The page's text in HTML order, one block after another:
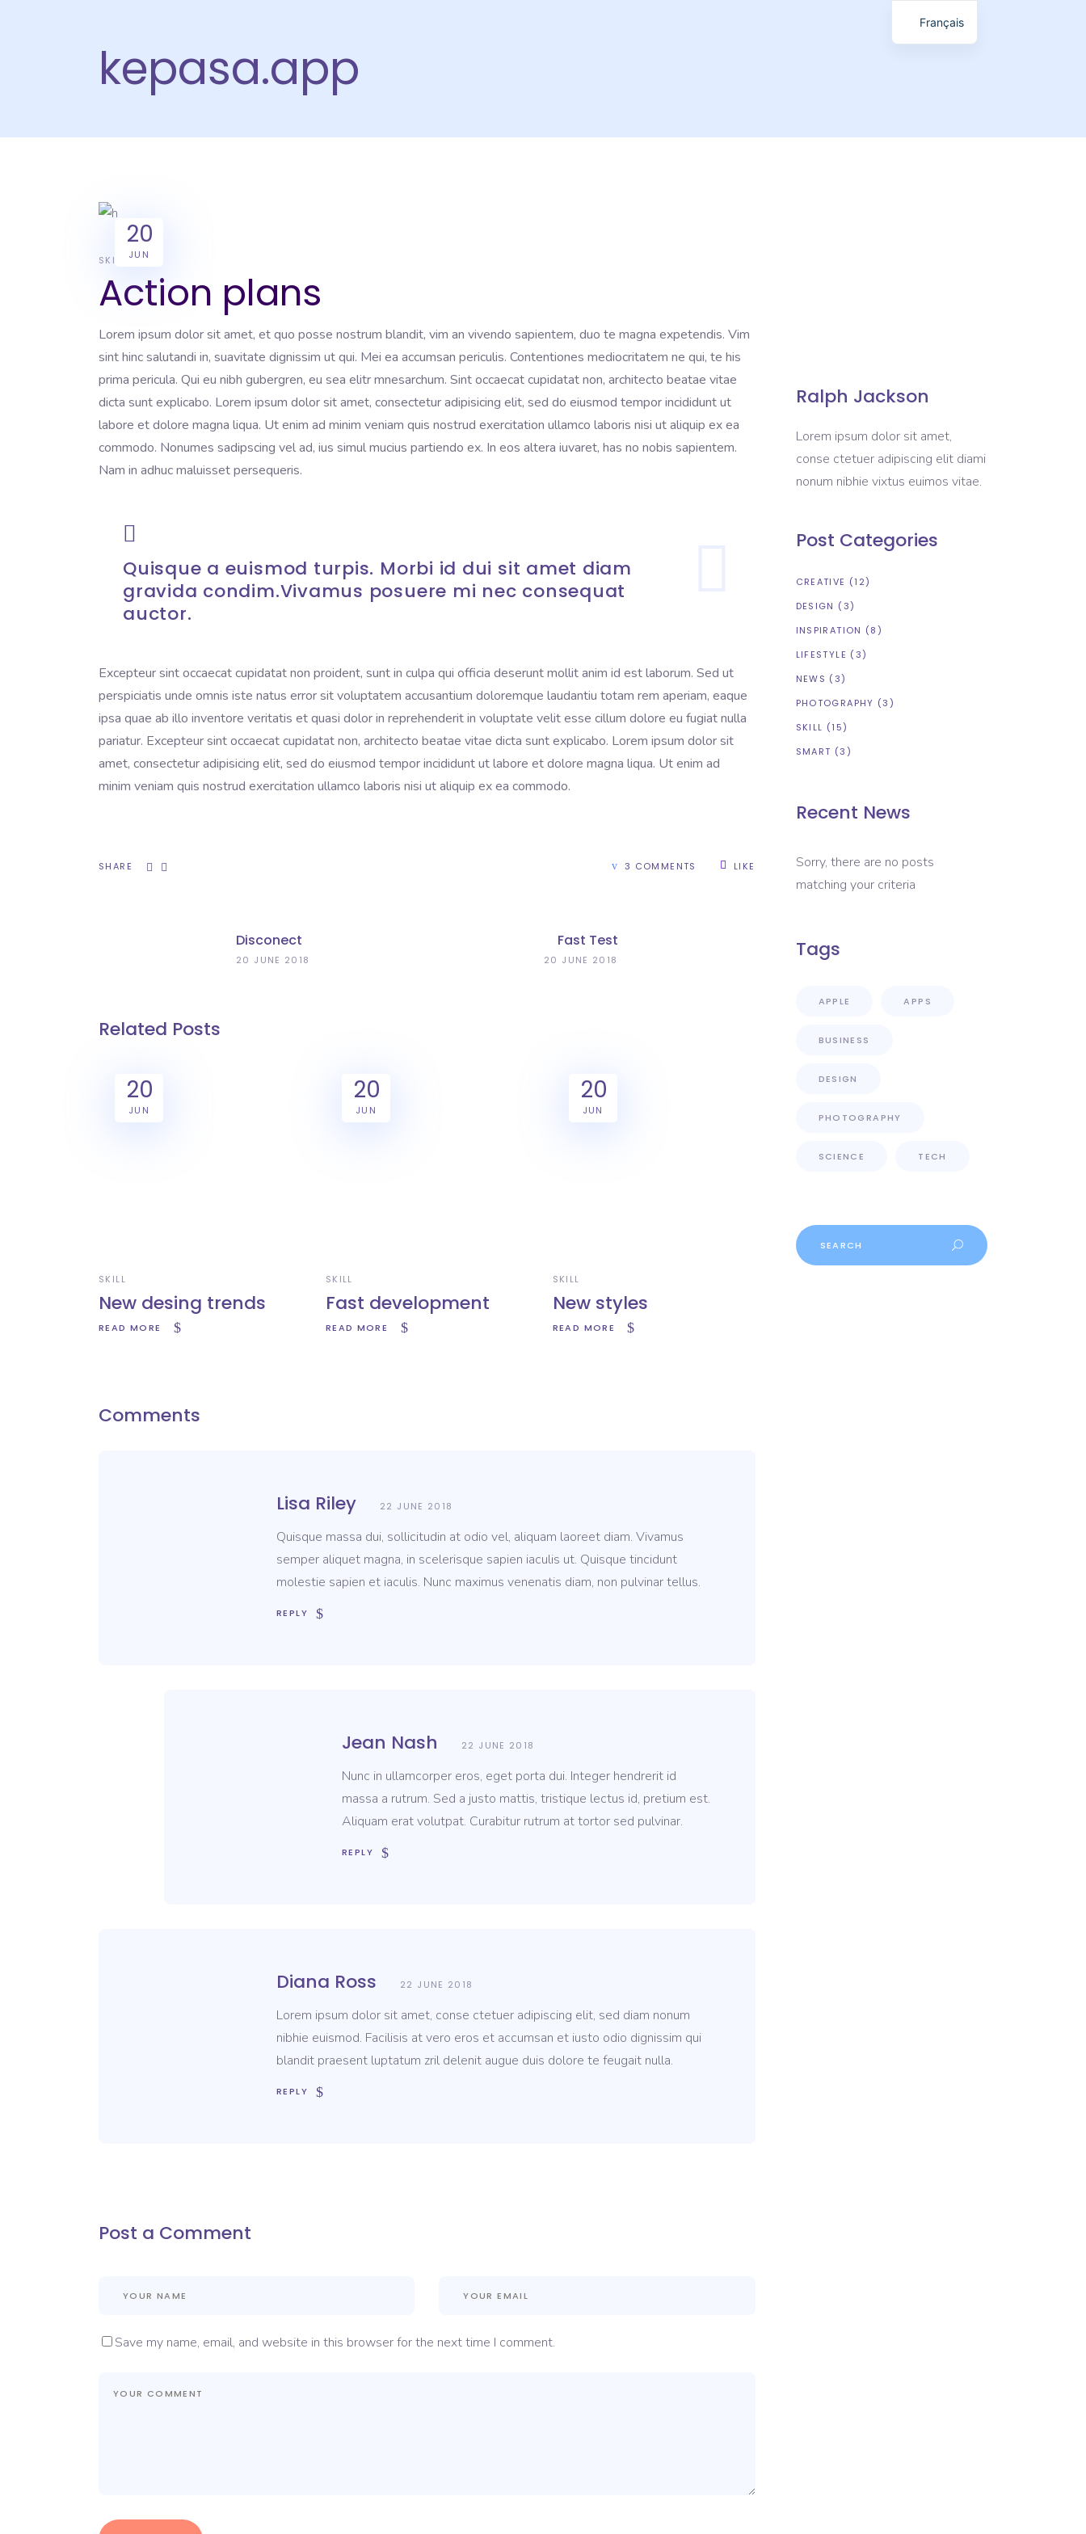
kepasa.app
20
JUN
SKILL
Action plans
Lorem ipsum dolor sit amet, et quo posse nostrum blandit, vim an vivendo sapientem, duo te magna expetendis. Vim
sint hinc salutandi in, suavitate dignissim ut qui. Mei ea accumsan periculis. Contentiones mediocritatem ne qui, te his
prima pericula. Qui eu nibh gubergren, eu sea elitr mnesarchum. Sint occaecat cupidatat non, architecto beatae vitae
dicta sunt explicabo. Lorem ipsum dolor sit amet, consectetur adipisicing elit, sed do eiusmod tempor incididunt ut
labore et dolore magna liqua. Ut enim ad minim veniam quis nostrud exercitation ullamco laboris nisi ut aliquip ex ea
commodo. Nonumes sadipscing vel ad, ius simul mucius partiendo ex. In eos altera iuvaret, has no nobis sapientem.
Nam in adhuc maluisset persequeris.
Quisque a euismod turpis. Morbi id dui sit amet diam
gravida condim.Vivamus posuere mi nec consequat
auctor.
Excepteur sint occaecat cupidatat non proident, sunt in culpa qui officia deserunt mollit anim id est laborum. Sed ut
perspiciatis unde omnis iste natus error sit voluptatem accusantium doloremque laudantiu totam rem aperiam, eaque
ipsa quae ab illo inventore veritatis et quasi dolor in reprehenderit in voluptate velit esse cillum dolore eu fugiat nulla
pariatur. Excepteur sint occaecat cupidatat non, architecto beatae vitae dicta sunt explicabo. Lorem ipsum dolor sit
amet, consectetur adipisicing elit, sed do eiusmod tempor incididunt ut labore et dolore magna liqua. Ut enim ad
minim veniam quis nostrud exercitation ullamco laboris nisi ut aliquip ex ea commodo.
3 COMMENTS LIKE
SHARE
Disconect
20 JUNE 2018
Fast Test
20 JUNE 2018
Related Posts
20
JUN
SKILL
New desing trends
READ MORE
20
JUN
SKILL
Fast development
READ MORE
20
JUN
SKILL
New styles
READ MORE
Comments
Lisa Riley 22 JUNE 2018
Quisque massa dui, sollicitudin at odio vel, aliquam laoreet diam. Vivamus
semper aliquet magna, in scelerisque sapien iaculis ut. Quisque tincidunt
molestie sapien et iaculis. Nunc maximus venenatis diam, non pulvinar tellus.
REPLY
Jean Nash 22 JUNE 2018
Nunc in ullamcorper eros, eget porta dui. Integer hendrerit id
massa a rutrum. Sed a justo mattis, tristique lectus id, pretium est.
Aliquam erat volutpat. Curabitur rutrum at tortor sed pulvinar.
REPLY
Diana Ross 22 JUNE 2018
Lorem ipsum dolor sit amet, conse ctetuer adipiscing elit, sed diam nonum
nibhie euismod. Facilisis at vero eros et accumsan et iusto odio dignissim qui
blandit praesent luptatum zril delenit augue duis dolore te feugait nulla.
REPLY
Post a Comment
Save my name, email, and website in this browser for the next time I comment.
Ralph Jackson
Lorem ipsum dolor sit amet,
conse ctetuer adipiscing elit diami
nonum nibhie vixtus euimos vitae.
Post Categories
CREATIVE (12)
DESIGN (3)
INSPIRATION (8)
LIFESTYLE (3)
NEWS (3)
PHOTOGRAPHY (3)
SKILL (15)
SMART (3)
Recent News
Sorry, there are no posts
matching your criteria
Tags
APPLE APPS
BUSINESS
DESIGN
PHOTOGRAPHY
SCIENCE TECH
Search
Français